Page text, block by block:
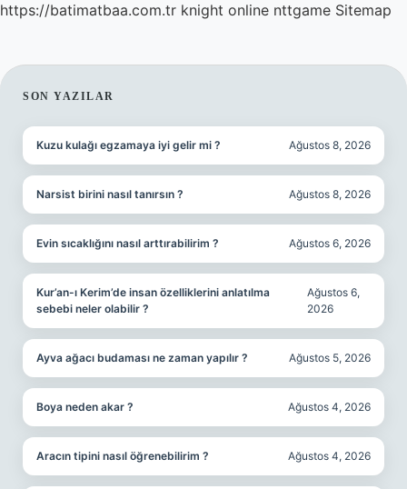
https://batimatbaa.com.tr knight online nttgame Sitemap
SIDEBAR
SON YAZILAR
Kuzu kulağı egzamaya iyi gelir mi ? Ağustos 8, 2026
Narsist birini nasıl tanırsın ? Ağustos 8, 2026
Evin sıcaklığını nasıl arttırabilirim ? Ağustos 6, 2026
Kur’an-ı Kerim’de insan özelliklerini anlatılma
sebebi neler olabilir ?
Ağustos 6,
2026
Ayva ağacı budaması ne zaman yapılır ? Ağustos 5, 2026
Boya neden akar ? Ağustos 4, 2026
Aracın tipini nasıl öğrenebilirim ? Ağustos 4, 2026